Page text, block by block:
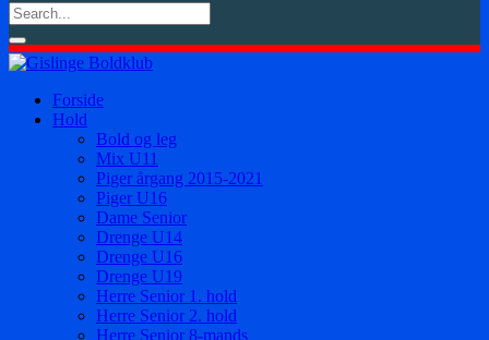
Forside
Hold
Bold og leg
Mix U11
Piger årgang 2015-2021
Piger U16
Dame Senior
Drenge U14
Drenge U16
Drenge U19
Herre Senior 1. hold
Herre Senior 2. hold
Herre Senior 8-mands